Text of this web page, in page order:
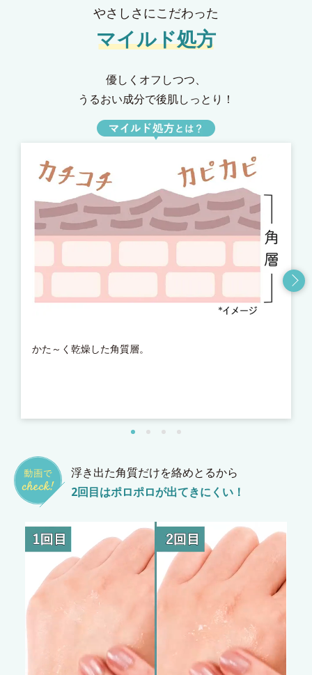
やさしさにこだわった
マイルド処方
優しくオフしつつ、
うるおい成分で後肌しっとり！
かた～く乾燥した角質層。
浮き出た角質だけを絡めとるから
2回目はポロポロが出てきにくい！